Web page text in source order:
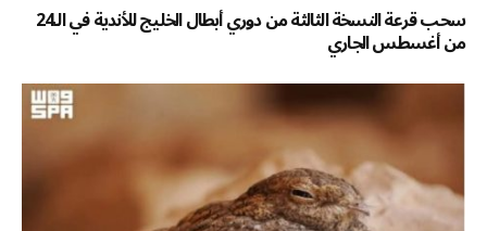
سحب قرعة النسخة الثالثة من دوري أبطال الخليج للأندية في الـ24
من أغسطس الجاري